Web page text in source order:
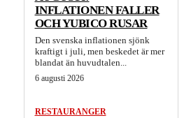
INFLATIONEN FALLER
OCH YUBICO RUSAR
Den svenska inflationen sjönk
kraftigt i juli, men beskedet är mer
blandat än huvudtalen...
6 augusti 2026
RESTAURANGER